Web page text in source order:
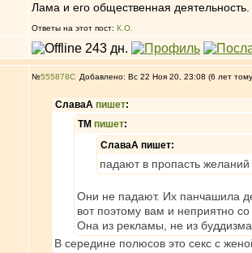
Лама и его общественная деятельность.
Ответы на этот пост: К.О.
№555878 Добавлено: Вс 22 Ноя 20, 23:08 (6 лет
СлаваА пишет:
ТМ пишет:
СлаваА пишет:
падают в пропасть желаний
Они не падают. Их панчашила
вот поэтому вам и неприятно
Она из рекламы, не из
В середине полюсов это секс с